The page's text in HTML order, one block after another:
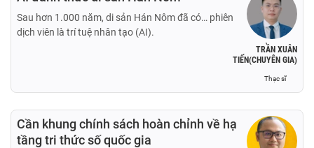
TRẦN XUÂN
TIẾN(CHUYÊN GIA)
Thạc sĩ
Sau hơn 1.000 năm, di sản Hán Nôm đã có… phiên
dịch viên là trí tuệ nhân tạo (AI).
Cần khung chính sách hoàn chỉnh về hạ
tầng tri thức số quốc gia